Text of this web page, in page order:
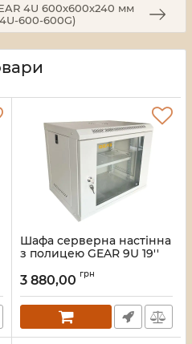
4U 600x600х240 мм
600-600G)
Шафа серверна настінна
з полицею GEAR 9U 19''
(GWMSN-9U-600-450G)
Артикул:28_418
3 880,00 грн